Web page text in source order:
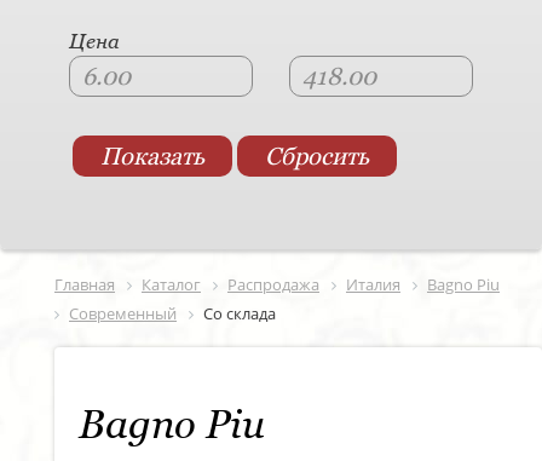
Цена
Главная Каталог Распродажа Италия
Bagno Piu
Современный
Со склада
Bagno Piu